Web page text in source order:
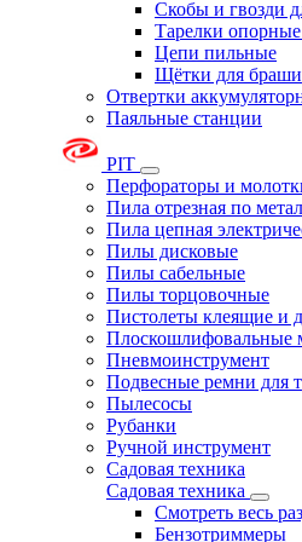
Скобы и гвозди
Тарелки
Цепи пильные
Щётки для
Отвертки
Паяльные станции
PIT
Перфораторы и
Пила отрезная по
Пила цепная
Пилы дисковые
Пилы сабельные
Пилы торцовочные
Пистолеты клеящие и
Пневмоинструмент
Подвесные ремни для
Пылесосы
Рубанки
Ручной инструмент
Садовая техника
Садовая техника
Смотреть весь
Бензотриммеры